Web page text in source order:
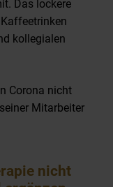
Das lockere
kollegialen
Corona nicht
Mitarbeiter
nicht